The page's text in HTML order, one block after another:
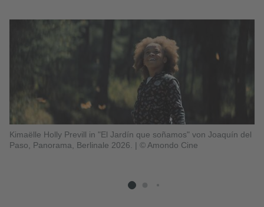
Kimaëlle Holly Previll in "El Jardín que soñamos" von Joaquín del
Paso, Panorama, Berlinale 2026. | © Amondo Cine